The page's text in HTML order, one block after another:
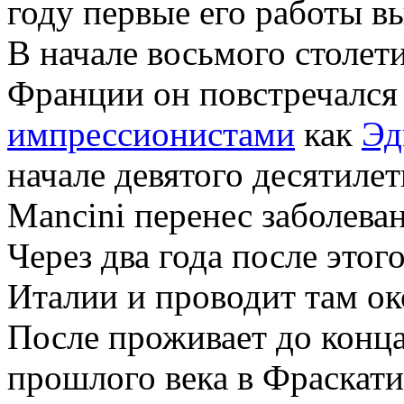
году первые его работы
В начале восьмого
Франции он
импрессионистами как
начале девятого
Mancini перенес
Через два года после
Италии и проводит там
После проживает до
прошлого века в